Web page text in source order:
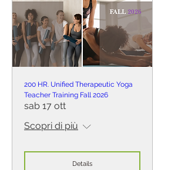
200 HR. Unified Therapeutic Yoga
Teacher Training Fall 2026
sab 17 ott
Scopri di più
Details